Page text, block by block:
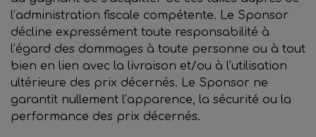
l’administration fiscale compétente. Le Sponsor
décline expressément toute responsabilité à
l’égard des dommages à toute personne ou à tout
bien en lien avec la livraison et/ou à l’utilisation
ultérieure des prix décernés. Le Sponsor ne
garantit nullement l’apparence, la sécurité ou la
performance des prix décernés.